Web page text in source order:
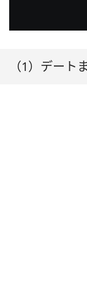
（1）デート